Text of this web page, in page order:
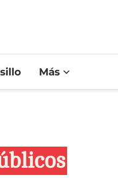
Más